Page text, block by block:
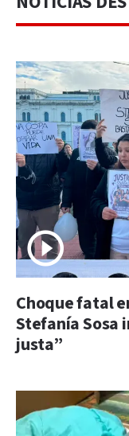
Choque fatal
Stefanía Sosa
justa”